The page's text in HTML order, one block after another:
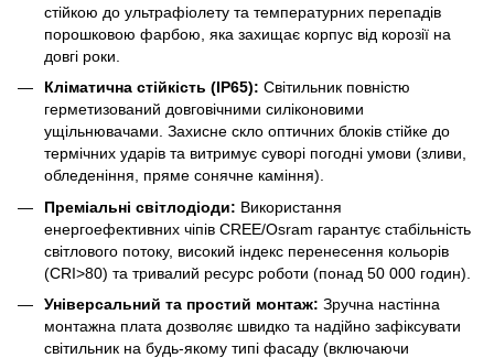
стійкою до ультрафіолету та температурних перепадів
порошковою фарбою, яка захищає корпус від корозії на
довгі роки.
Кліматична стійкість (IP65): Світильник повністю
герметизований довговічними силіконовими
ущільнювачами. Захисне скло оптичних блоків стійке до
термічних ударів та витримує суворі погодні умови (зливи,
обледеніння, пряме сонячне каміння).
Преміальні світлодіоди: Використання
енергоефективних чіпів CREE/Osram гарантує стабільність
світлового потоку, високий індекс перенесення кольорів
(CRI>80) та тривалий ресурс роботи (понад 50 000 годин).
Універсальний та простий монтаж: Зручна настінна
монтажна плата дозволяє швидко та надійно зафіксувати
світильник на будь-якому типі фасаду (включаючи